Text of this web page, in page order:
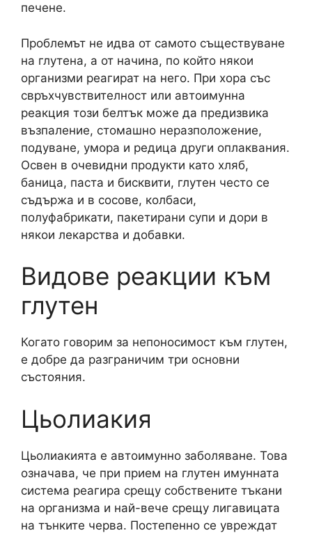
печене.
Проблемът не идва от самото съществуване
на глутена, а от начина, по който някои
организми реагират на него. При хора със
свръхчувствителност или автоимунна
реакция този белтък може да предизвика
възпаление, стомашно неразположение,
подуване, умора и редица други оплаквания.
Освен в очевидни продукти като хляб,
баница, паста и бисквити, глутен често се
съдържа и в сосове, колбаси,
полуфабрикати, пакетирани супи и дори в
някои лекарства и добавки.
Видове реакции към
глутен
Когато говорим за непоносимост към глутен,
е добре да разграничим три основни
състояния.
Цьолиакия
Цьолиакията е автоимунно заболяване. Това
означава, че при прием на глутен имунната
система реагира срещу собствените тъкани
на организма и най-вече срещу лигавицата
на тънките черва. Постепенно се увреждат